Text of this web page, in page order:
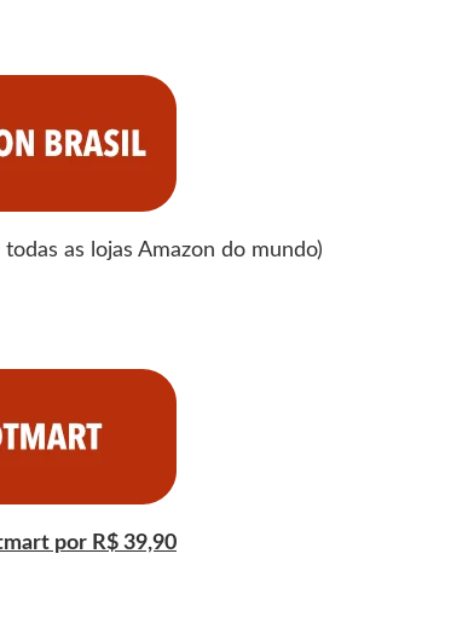
as lojas Amazon do mundo)
por R$ 39,90